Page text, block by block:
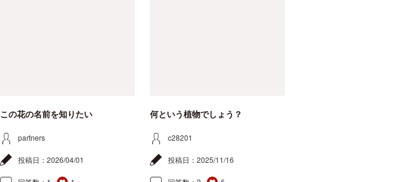
この花の名前を知りたい
partners
投稿日： 2026/04/01
何という植物でしょう？
c28201
投稿日： 2025/11/16